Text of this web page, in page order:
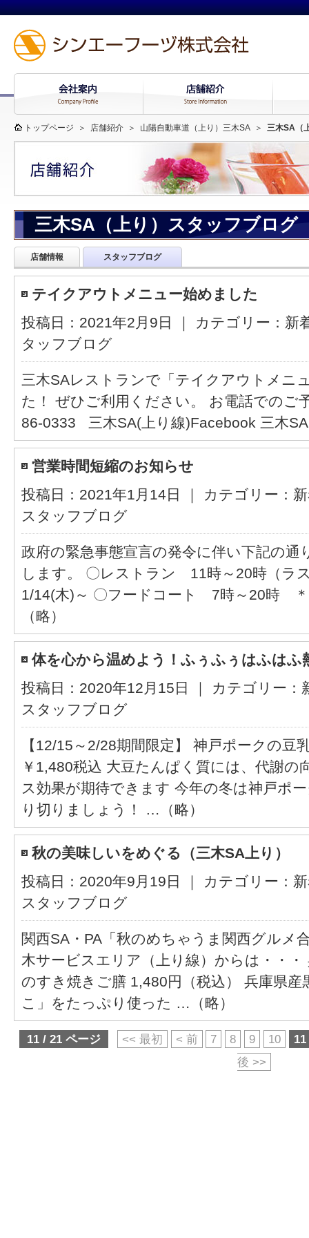
トップページ ＞ 店舗紹介 ＞ 山陽自動車道（上り）三木SA ＞ 三木SA（
三木SA（上り）スタッフブログ
店舗情報 スタッフブログ
テイクアウトメニュー始めました
投稿日：2021年2月9日 ｜ カテゴリー： 新
タッフブログ
三木SAレストランで「テイクアウトメニ
た！ ぜひご利用ください。 お電話での
86-0333 三木SA(上り線)Facebook 三木
営業時間短縮のお知らせ
投稿日：2021年1月14日 ｜ カテゴリー：
スタッフブログ
政府の緊急事態宣言の発令に伴い下記の通
します。 〇レストラン 11時～20時（ラ
1/14(木)～ 〇フードコート 7時～20時
（略）
体を心から温めよう！ふぅふぅはふはふ
投稿日：2020年12月15日 ｜ カテゴリー：
スタッフブログ
【12/15～2/28期間限定】 神戸ポークの
￥1,480税込 大豆たんぱく質には、代謝の
ス効果が期待できます 今年の冬は神戸ポ
り切りましょう！ …（略）
秋の美味しいをめぐる（三木SA上り）
投稿日：2020年9月19日 ｜ カテゴリー：
スタッフブログ
関西SA・PA「秋のめちゃうま関西グル
木サービスエリア（上り線）からは・・
のすき焼きご膳 1,480円（税込） 兵庫県産
こ」をたっぷり使った …（略）
11 / 21 ページ << 最初 < 前 7 8 9 10
11
後 >>